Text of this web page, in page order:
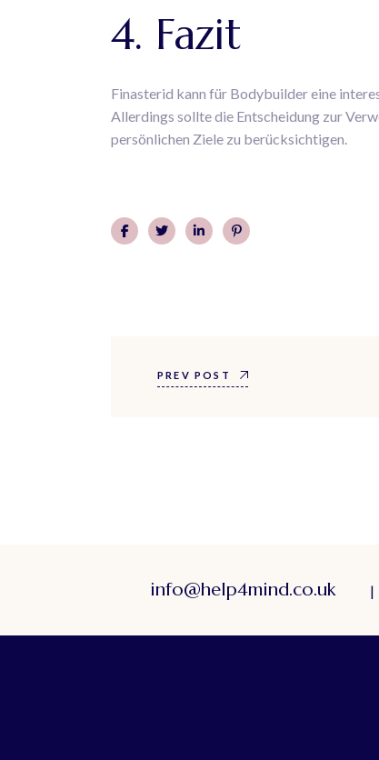
4. Fazit
Finasterid kann für Bodybuilder eine
Allerdings sollte die Entscheidung zur
persönlichen Ziele zu berücksichtigen.
PREV POST
info@help4mind.co.uk |